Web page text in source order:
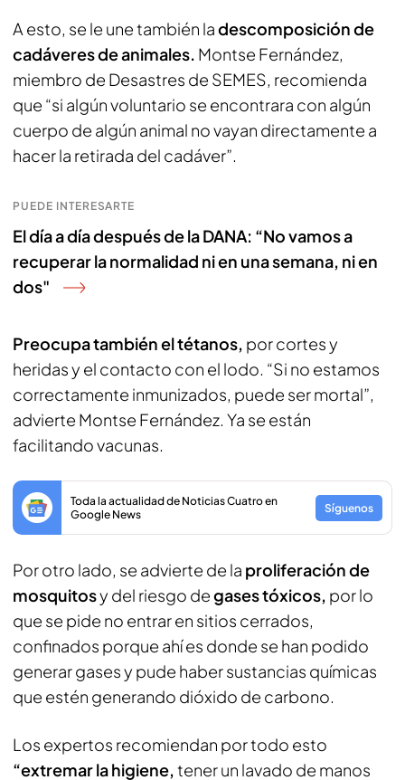
A esto, se le une también ladescomposición de
cadáveres de animales. Montse Fernández,
miembro de Desastres de SEMES, recomienda
que “si algún voluntario se encontrara con algún
cuerpo de algún animal no vayan directamente a
hacer la retirada del cadáver”.
PUEDE INTERESARTE
El día a día después de la DANA: “No vamos a
recuperar la normalidad ni en una semana, ni en
dos"
Preocupa también el tétanos, por cortes y
heridas y el contacto con el lodo. “Si no estamos
correctamente inmunizados, puede ser mortal”,
advierte Montse Fernández. Ya se están
facilitando vacunas.
Toda la actualidad de Noticias Cuatro en
Google News
Síguenos
Por otro lado, se advierte de la proliferación de
mosquitosy del riesgo degases tóxicos, por lo
que se pide no entrar en sitios cerrados,
confinados porque ahí es donde se han podido
generar gases y pude haber sustancias químicas
que estén generando dióxido de carbono.
Los expertos recomiendan por todo esto
“extremar la higiene,tener un lavado de manos